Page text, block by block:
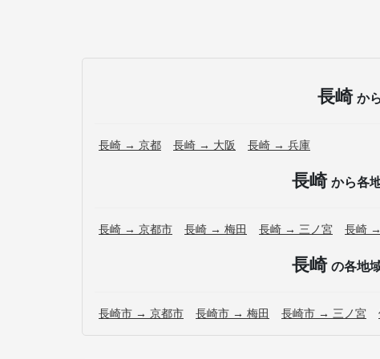
長崎 か
長崎 → 京都 長崎 → 大阪 長崎 → 兵庫
長崎 から各
長崎 → 京都市 長崎 → 梅田 長崎 → 三ノ宮 長崎
長崎 の各地
長崎市 → 京都市 長崎市 → 梅田 長崎市 → 三ノ宮